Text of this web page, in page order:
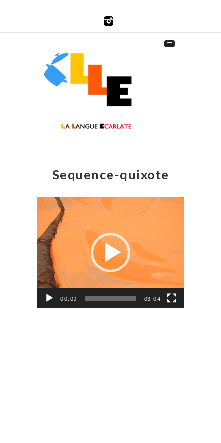
Sequence-quixote
Lecteur
vidéo
00:00 03:04